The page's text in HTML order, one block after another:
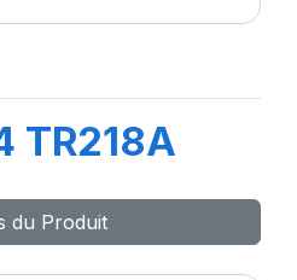
TR218A
du Produit